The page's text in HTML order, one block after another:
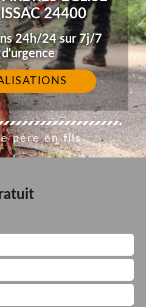
24400
24h/24 sur 7j/7
père en fils